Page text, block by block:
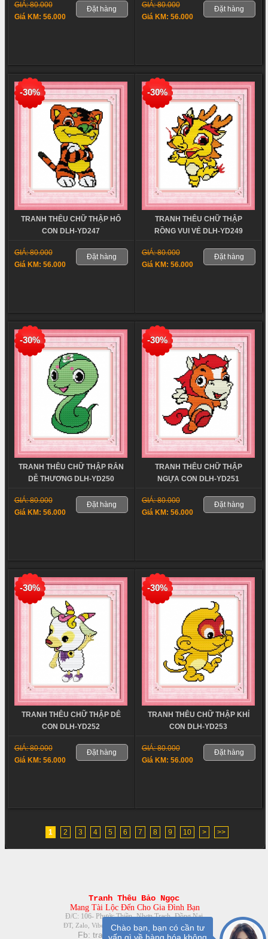
GIÁ: 80.000
Giá KM: 56.000
Đặt hàng
GIÁ: 80.000
Giá KM: 56.000
Đặt hàng
-30%
TRANH THÊU CHỮ THẬP HỔ
CON DLH-YD247
GIÁ: 80.000
Giá KM: 56.000
Đặt hàng
-30%
TRANH THÊU CHỮ THẬP
RỒNG VUI VẺ DLH-YD249
GIÁ: 80.000
Giá KM: 56.000
Đặt hàng
-30%
TRANH THÊU CHỮ THẬP RẮN
DỄ THƯƠNG DLH-YD250
GIÁ: 80.000
Giá KM: 56.000
Đặt hàng
-30%
TRANH THÊU CHỮ THẬP
NGỰA CON DLH-YD251
GIÁ: 80.000
Giá KM: 56.000
Đặt hàng
-30%
TRANH THÊU CHỮ THẬP DÊ
CON DLH-YD252
GIÁ: 80.000
Giá KM: 56.000
Đặt hàng
-30%
TRANH THÊU CHỮ THẬP KHỈ
CON DLH-YD253
GIÁ: 80.000
Giá KM: 56.000
Đặt hàng
1 2 3 4 5 6 7 8 9 10 > >>
Chào bạn, bạn có cần tư
Tranh Thêu Bảo Ngọc
Mang Tài Lộc Đến Cho Gia Đình Bạn
Đ/C: 106- Phước Thiền- Nhơn Trạch- Đồng Nai
ĐT, Zalo, Viber: 08888.30.116- 0961.379.863
Fb: tranhtheuchuthapbienhoa